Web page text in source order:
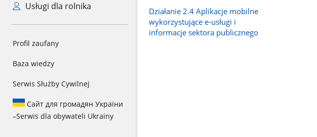
Usługi dla rolnika
Profil zaufany
Baza wiedzy
Serwis Służby Cywilnej
Сайт для громадян України
–Serwis dla obywateli Ukrainy
Działanie 2.4 Aplikacje mobilne
wykorzystujące e-usługi i
informacje sektora publicznego